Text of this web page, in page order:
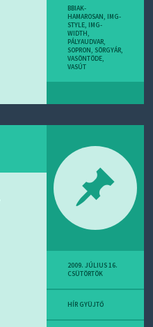
BBIAK-
HAMAROSAN, IMG-
STYLE, IMG-
WIDTH,
PÁLYAUDVAR,
SOPRON, SÖRGYÁR,
VASÖNTÖDE,
VASÚT
2009. JÚLIUS 16.
CSÜTÖRTÖK
HÍR GYÜJTŐ